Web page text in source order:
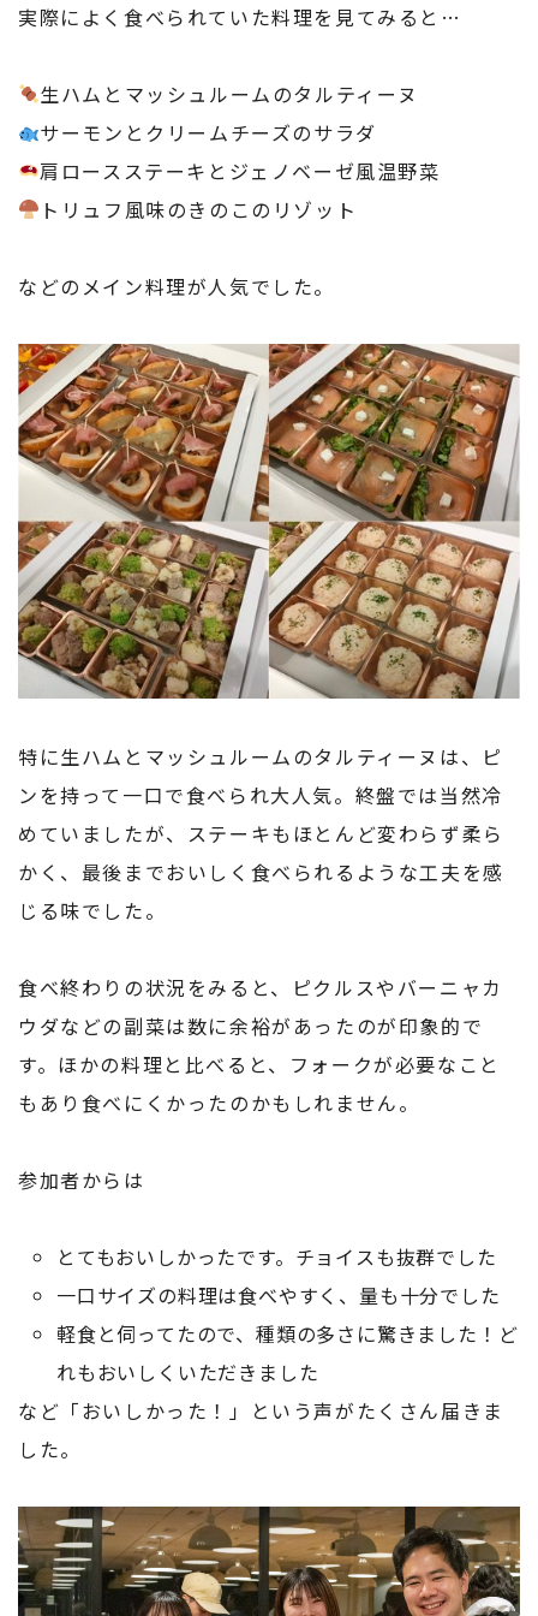
実際によく食べられていた料理を見てみると…
生ハムとマッシュルームのタルティーヌ
サーモンとクリームチーズのサラダ
肩ロースステーキとジェノベーゼ風温野菜
トリュフ風味のきのこのリゾット
などのメイン料理が人気でした。
特に生ハムとマッシュルームのタルティーヌは、ピ
ンを持って一口で食べられ大人気。終盤では当然冷
めていましたが、ステーキもほとんど変わらず柔ら
かく、最後までおいしく食べられるような工夫を感
じる味でした。
食べ終わりの状況をみると、ピクルスやバーニャカ
ウダなどの副菜は数に余裕があったのが印象的で
す。ほかの料理と比べると、フォークが必要なこと
もあり食べにくかったのかもしれません。
参加者からは
とてもおいしかったです。チョイスも抜群でした
一口サイズの料理は食べやすく、量も十分でした
軽食と伺ってたので、種類の多さに驚きました！ど
れもおいしくいただきました
など「おいしかった！」という声がたくさん届きま
した。